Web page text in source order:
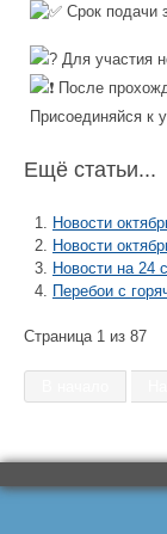
Срок подачи
Для участия
После
Присоединяйся к
Ещё статьи...
Новости
Новости
Новости на 24
Перебои с
Страница 1 из 87